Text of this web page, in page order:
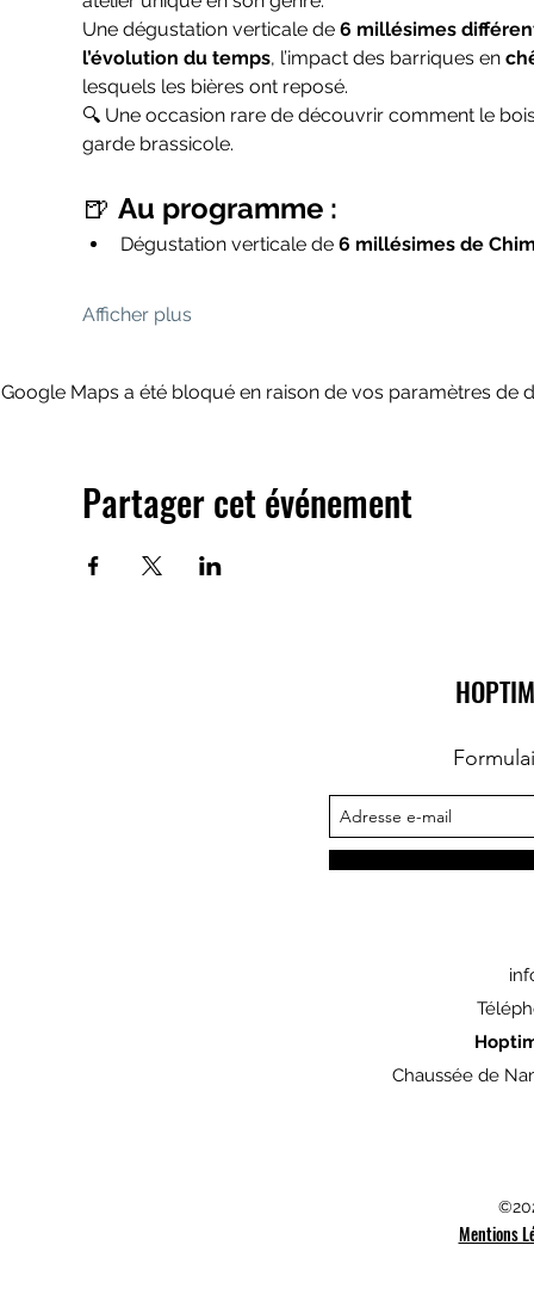
Une dégustation verticale de 6 millésimes
l’évolution du temps, l’impact des barriques en
lesquels les bières ont reposé.
🔍 Une occasion rare de découvrir comment le
garde brassicole.
🍺 Au programme :
Dégustation verticale de 6 millésimes de
Afficher plus
Google Maps a été bloqué en raison de vos paramètres de
Partager cet événement
Chaussée de
Mentions